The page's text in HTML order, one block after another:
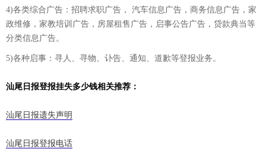
4)各类综合广告：招聘求职广告， 汽车信息广告，商务信息广告，家
政维修，家教培训广告，房屋租售广告，启事公告广告，贷款典当等
分类信息广告。
5)各种启事：寻人、寻物、讣告、通知、道歉等登报业务。
汕尾日报登报挂失多少钱相关推荐：
汕尾日报遗失声明
汕尾日报登报电话